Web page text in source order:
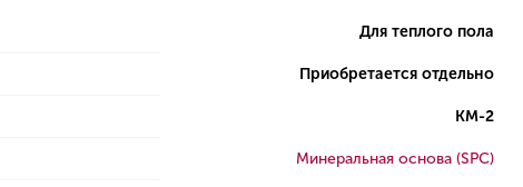
Для теплого пола
Приобретается отдельно
КМ-2
Минеральная основа (SPC)